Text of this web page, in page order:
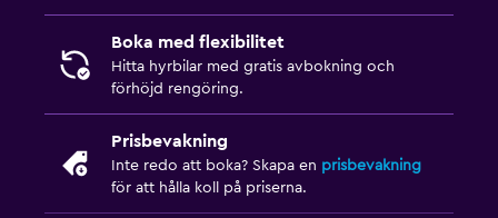
Boka med flexibilitet
Hitta hyrbilar med gratis avbokning och
förhöjd rengöring.
Prisbevakning
Inte redo att boka? Skapa en prisbevakning
för att hålla koll på priserna.